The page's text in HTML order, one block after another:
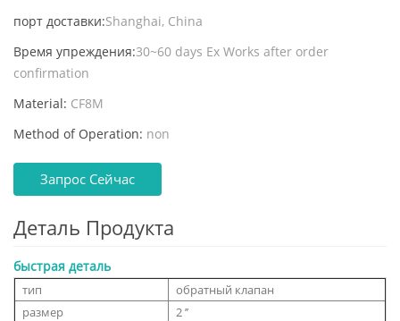
порт доставки:Shanghai, China
Время упреждения:30~60 days Ex Works after order
confirmation
Material: CF8M
Method of Operation: non
Запрос Сейчас
Деталь Продукта
быстрая деталь
тип
обратный клапан
размер
2 ’’